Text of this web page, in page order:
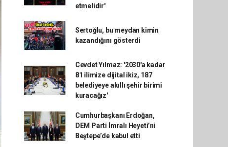
etmelidir'
Sertoğlu, bu meydan kimin
kazandığını gösterdi
Cevdet Yılmaz: '2030'a kadar
81 ilimize dijital ikiz, 187
belediyeye akıllı şehir birimi
kuracağız'
Cumhurbaşkanı Erdoğan,
DEM Parti İmralı Heyeti’ni
Beştepe’de kabul etti